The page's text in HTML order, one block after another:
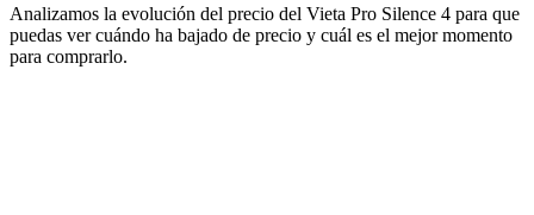
Analizamos la evolución del precio del Vieta Pro Silence 4 para que
puedas ver cuándo ha bajado de precio y cuál es el mejor momento
para comprarlo.